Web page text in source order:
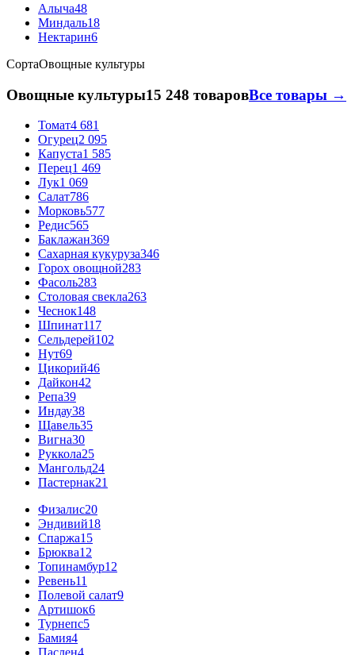
Алыча48
Миндаль18
Нектарин6
СортаОвощные культуры
Овощные культуры15 248 товаровВсе товары →
Томат4 681
Огурец2 095
Капуста1 585
Перец1 469
Лук1 069
Салат786
Морковь577
Редис565
Баклажан369
Сахарная кукуруза346
Горох овощной283
Фасоль283
Столовая свекла263
Чеснок148
Шпинат117
Сельдерей102
Нут69
Цикорий46
Дайкон42
Репа39
Индау38
Щавель35
Вигна30
Руккола25
Мангольд24
Пастернак21
Физалис20
Эндивий18
Спаржа15
Брюква12
Топинамбур12
Ревень11
Полевой салат9
Артишок6
Турнепс5
Бамия4